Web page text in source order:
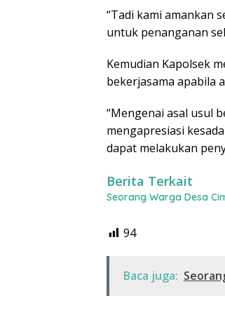
“Tadi kami amankan
untuk penanganan
Kemudian Kapolsek
bekerjasama apabila
“Mengenai asal usul
mengapresiasi
dapat melakukan
Berita Terkait
Seorang Warga Desa
94
Baca juga: